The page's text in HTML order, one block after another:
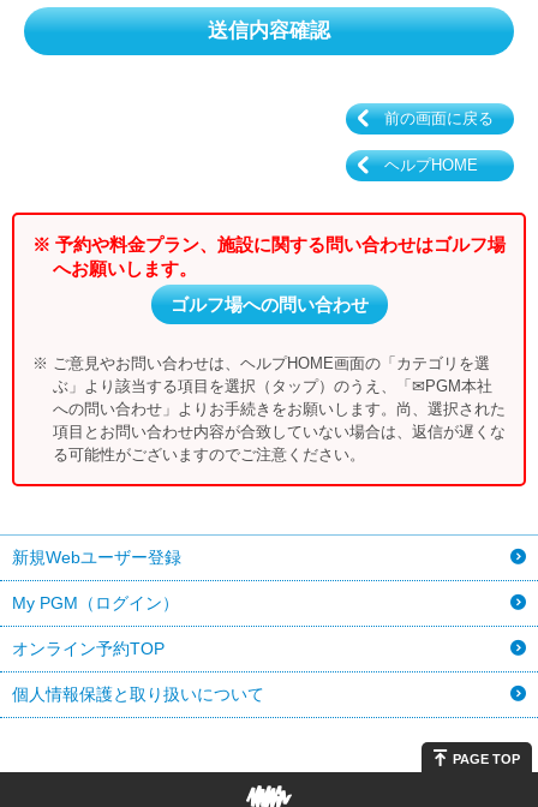
前の画面に戻る
ヘルプHOME
※ 予約や料金プラン、施設に関する問い合わせはゴルフ場
へお願いします。
ゴルフ場への問い合わせ
※ ご意見やお問い合わせは、ヘルプHOME画面の「カテゴリを選
ぶ」より該当する項目を選択（タップ）のうえ、「✉PGM本社
への問い合わせ」よりお手続きをお願いします。尚、選択された
項目とお問い合わせ内容が合致していない場合は、返信が遅くな
る可能性がございますのでご注意ください。
新規Webユーザー登録
My PGM（ログイン）
オンライン予約TOP
個人情報保護と取り扱いについて
PAGE TOP